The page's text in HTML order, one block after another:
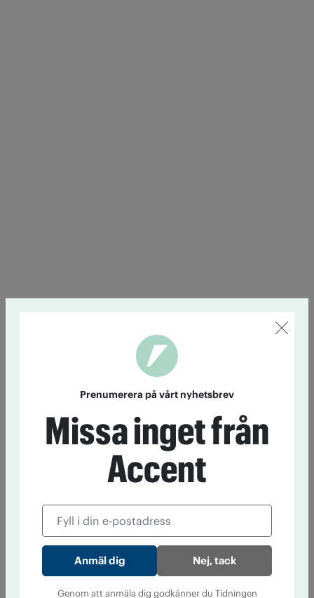
Prenumerera på vårt nyhetsbrev
Missa inget från
Accent
Nej, tack
Genom att anmäla dig godkänner du Tidningen